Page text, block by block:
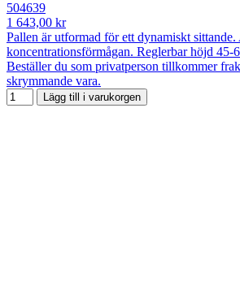
504639
1 643,00 kr
Pallen är utformad för ett dynamiskt
koncentrationsförmågan. Reglerbar höjd 45-
Beställer du som privatperson tillkommer
skrymmande vara.
Lägg till i varukorgen